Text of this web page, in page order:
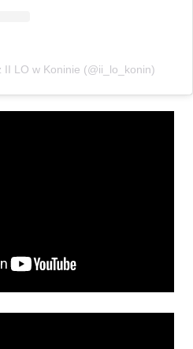
LO w Koninie (@ii_lo_konin)